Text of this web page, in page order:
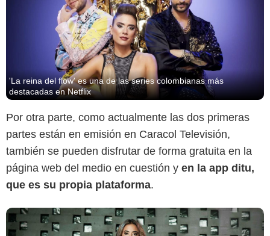
'La reina del flow' es una de las series colombianas más
destacadas en Netflix
Por otra parte, como actualmente las dos primeras
partes están en emisión en Caracol Televisión,
también se pueden disfrutar de forma gratuita en la
página web del medio en cuestión y en la app ditu,
que es su propia plataforma.
Caracol Televisión